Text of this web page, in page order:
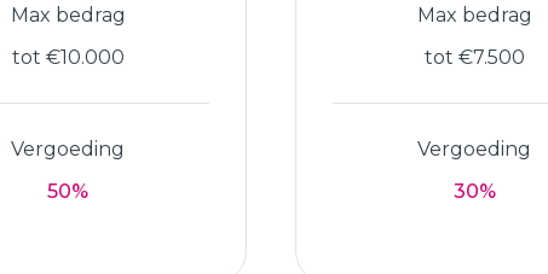
Max bedrag
tot €10.000
Vergoeding
50%
Max bedrag
tot €7.500
Vergoeding
30%